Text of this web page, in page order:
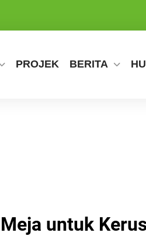
PROJEK BERITA
Meja untuk